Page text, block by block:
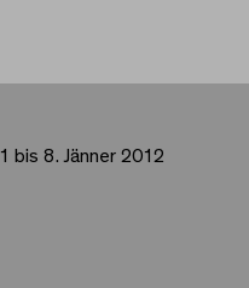
bis 8. Jänner 2012